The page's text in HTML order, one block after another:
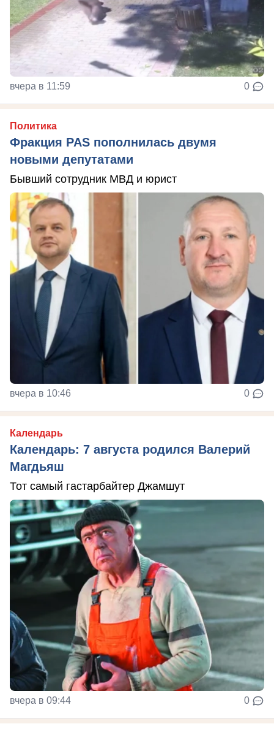
вчера в 11:59 0
Политика
Фракция PAS пополнилась двумя
новыми депутатами
Бывший сотрудник МВД и юрист
вчера в 10:46 0
Календарь
Календарь: 7 августа родился Валерий
Магдьяш
Тот самый гастарбайтер Джамшут
вчера в 09:44 0